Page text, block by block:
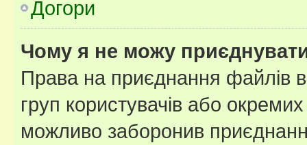
Догори
Чому я не можу
Права на приєднання файлів
груп користувачів або
можливо заборонив